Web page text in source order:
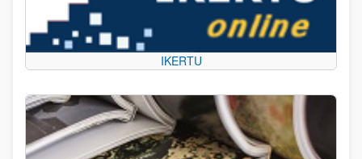
IKERTU